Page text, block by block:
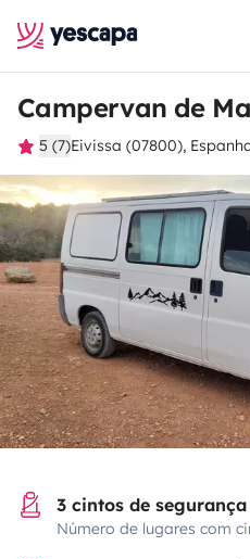
Campervan de
5 (7)Eivissa (07800),
3 cintos de segurança
Número de lugares com